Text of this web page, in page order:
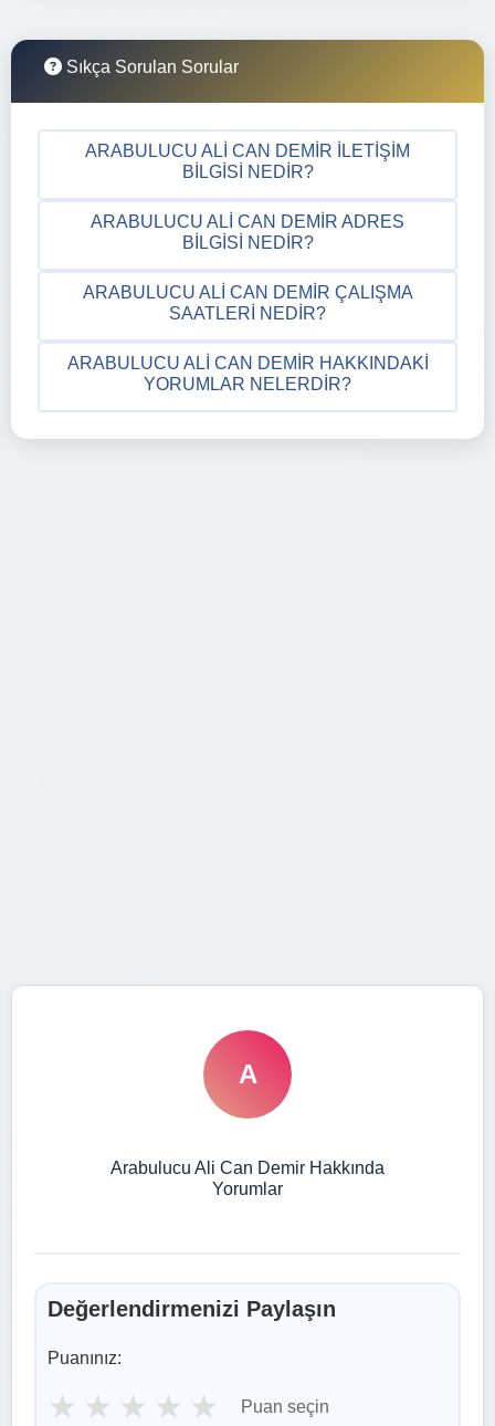
Sıkça Sorulan Sorular
ARABULUCU ALI CAN DEMIR İLETIŞIM
BILGISI NEDIR?
ARABULUCU ALI CAN DEMIR ADRES
BILGISI NEDIR?
ARABULUCU ALI CAN DEMIR ÇALIŞMA
SAATLERI NEDIR?
ARABULUCU ALI CAN DEMIR HAKKINDAKI
YORUMLAR NELERDIR?
A
Arabulucu Ali Can Demir Hakkında
Yorumlar
Değerlendirmenizi Paylaşın
Puanınız:
★ ★ ★ ★ ★ Puan seçin